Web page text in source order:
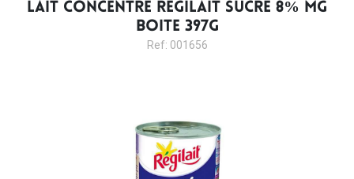
LAIT CONCENTRE REGILAIT SUCRE 8% MG
BOITE 397G
Ref: 001656